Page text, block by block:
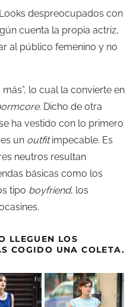
despreocupados con
cuenta la propia actriz,
al público femenino y no
lo cual la convierte en
. Dicho de otra
ha vestido con lo primero
un outfitimpecable. Es
neutros resultan
básicas como los
tipo boyfriend, los
LLEGUEN LOS
COGIDO UNA COLETA.